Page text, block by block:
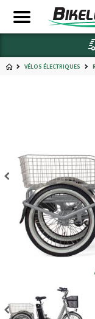
VÉLOS ÉLECTRIQUES